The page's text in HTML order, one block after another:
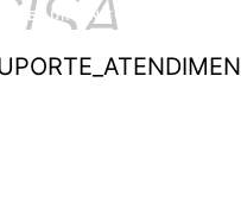
os manuais técnicos,
com a assistência 24h e